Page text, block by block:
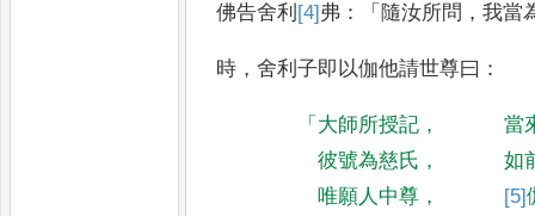
佛告舍利 [4] 弗 ：「 隨汝所問 ，我當
時 ，舍利子即以伽他請世尊曰 ：
「 大師所授記 ，
當
彼號為慈氏 ，
如
唯願人中尊 ， [5]